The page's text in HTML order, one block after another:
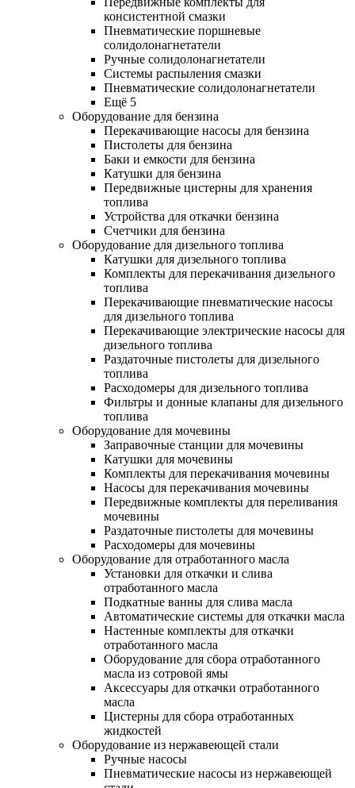
консистентной смазки
Пневматические поршневые
солидолонагнетатели
Ручные солидолонагнетатели
Системы распыления смазки
Пневматические солидолонагнетатели
Ещё 5
Оборудование для бензина
Перекачивающие насосы для бензина
Пистолеты для бензина
Баки и емкости для бензина
Катушки для бензина
Передвижные цистерны для хранения
топлива
Устройства для откачки бензина
Счетчики для бензина
Оборудование для дизельного топлива
Катушки для дизельного топлива
Комплекты для перекачивания дизельного
топлива
Перекачивающие пневматические насосы
для дизельного топлива
Перекачивающие электрические насосы для
дизельного топлива
Раздаточные пистолеты для дизельного
топлива
Расходомеры для дизельного топлива
Фильтры и донные клапаны для дизельного
топлива
Оборудование для мочевины
Заправочные станции для мочевины
Катушки для мочевины
Комплекты для перекачивания мочевины
Насосы для перекачивания мочевины
Передвижные комплекты для переливания
мочевины
Раздаточные пистолеты для мочевины
Расходомеры для мочевины
Оборудование для отработанного масла
Установки для откачки и слива
отработанного масла
Подкатные ванны для слива масла
Автоматические системы для откачки масла
Настенные комплекты для откачки
отработанного масла
Оборудование для сбора отработанного
масла из сотровой ямы
Аксессуары для откачки отработанного
масла
Цистерны для сбора отработанных
жидкостей
Оборудование из нержавеющей стали
Ручные насосы
Пневматические насосы из нержавеющей